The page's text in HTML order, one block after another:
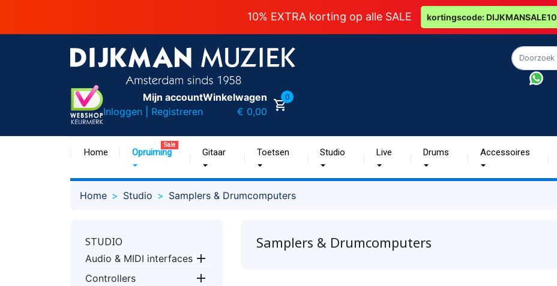
10% EXTRA korting op alle SALE kortingscode: DIJKMANSALE10
Mijn account
Inloggen | Registreren
Winkelwagen
€ 0,00
0
Home Opruiming
Sale
Gitaar Toetsen Studio Live Drums Accessoires
Home Studio Samplers & Drumcomputers
STUDIO
Audio & MIDI interfaces 
Controllers 
Samplers & Drumcomputers